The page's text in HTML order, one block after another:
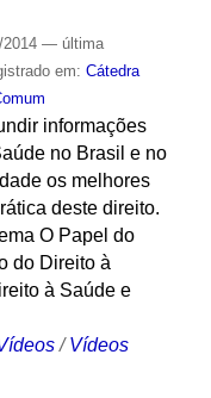
— última
em: Cátedra
informações
no Brasil e no
os melhores
deste direito.
O Papel do
do Direito à
à Saúde e
/Vídeos